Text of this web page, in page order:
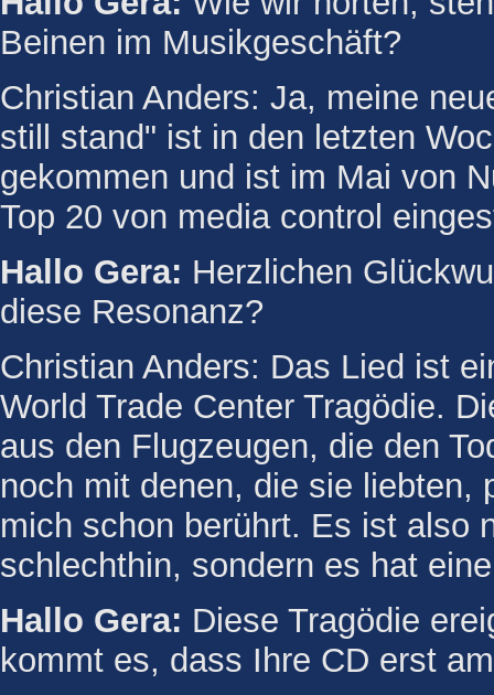
Beinen im Musikgeschäft?
Christian Anders: Ja, meine
still stand" ist in den letzten
gekommen und ist im Mai von
Top 20 von media control
Hallo Gera: Herzlichen
diese Resonanz?
Christian Anders: Das Lied ist
World Trade Center Tragödie.
aus den Flugzeugen, die den
noch mit denen, die sie liebten,
mich schon berührt. Es ist also
schlechthin, sondern es hat
Hallo Gera: Diese Tragödie
kommt es, dass Ihre CD erst